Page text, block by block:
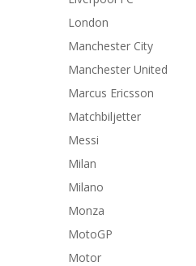
London
Manchester City
Manchester United
Marcus Ericsson
Matchbiljetter
Messi
Milan
Milano
Monza
MotoGP
Motor